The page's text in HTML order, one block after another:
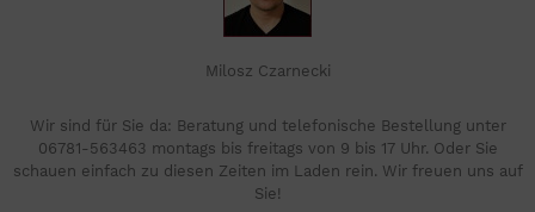
Milosz Czarnecki
Wir sind für Sie da: Beratung und telefonische Bestellung unter
06781-563463 montags bis freitags von 9 bis 17 Uhr. Oder Sie
schauen einfach zu diesen Zeiten im Laden rein. Wir freuen uns auf
Sie!